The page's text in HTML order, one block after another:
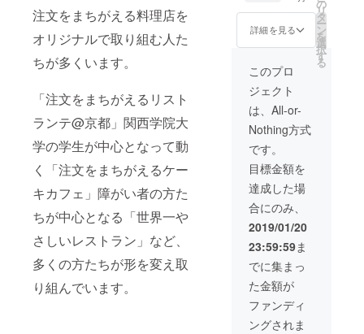
注文をまちがえる料理店を
オリジナルで取り組む人た
ちが多くいます。
「注文をまちがえるリスト
ランテ@京都」関西学院大
学の学生が中心となって動
く「注文をまちがえるケー
キカフェ」障がい者の方た
ちが中心となる「世界一や
さしいレストラン」など、
多くの方たちが形を変え取
り組んでいます。
イズ、
又は大
きすぎ
る、変
形して
いる、
少し傷
がつい
ている
など、
たない
物の事
を指し
ます。
出来上
がった
オリジ
ナル
スープ
をパッ
ケージ
してお
届けい
格外品
だが美
味しい
野菜を2
回に分
けてお
送りい
たしま
す。お
野菜の
なると
おもい
ます。
規格外
品と
は、規
程の物
に満た
ないサ
イズ、
又は大
きすぎ
る、変
詳細を見る
の
リ
タ
ー
ン
を
選
択
す
る
このプロ
ジェクト
は、All-or-
Nothing方式
です。
目標金額を
達成した場
合にのみ、
2019/01/20
23:59:59ま
でに集まっ
た金額が
ファンディ
ングされま